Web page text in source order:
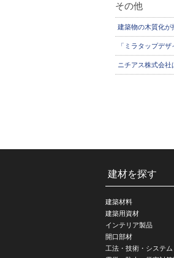
その他
建築物の木質化が
「ミラタップデ
ニチアス株式会
建材を探す
建築材料
建築用資材
インテリア製品
開口部材
工法・技術・システム